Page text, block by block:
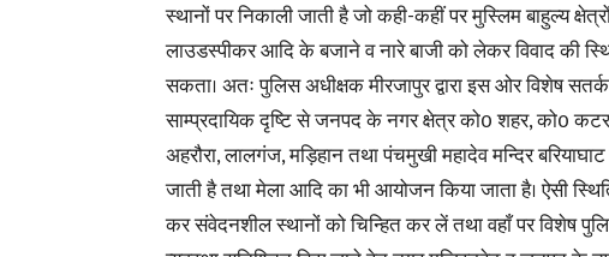
स्थानों पर निकाली जाती है जो कही-कहीं पर मुस्लिम बाहुल्य
लाउडस्पीकर आदि के बजाने व नारे बाजी को लेकर विवाद की
सकता। अतः पुलिस अधीक्षक मीरजापुर द्वारा इस ओर विशेष
साम्प्रदायिक दृष्टि से जनपद के नगर क्षेत्र को0 शहर, को0
अहरौरा, लालगंज, मड़िहान तथा पंचमुखी महादेव मन्दिर
जाती है तथा मेला आदि का भी आयोजन किया जाता है। ऐसी
कर संवेदनशील स्थानों को चिन्हित कर लें तथा वहाँ पर विशेष